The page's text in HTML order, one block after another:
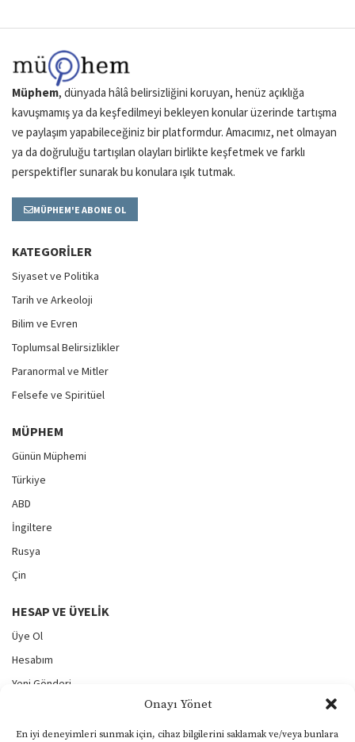
Onayı Yönet
En iyi deneyimleri sunmak için, cihaz bilgilerini saklamak ve/veya bunlara
Müphem, dünyada hâlâ belirsizliğini koruyan, henüz açıklığa
kavuşmamış ya da keşfedilmeyi bekleyen konular üzerinde tartışma
ve paylaşım yapabileceğiniz bir platformdur. Amacımız, net olmayan
ya da doğruluğu tartışılan olayları birlikte keşfetmek ve farklı
perspektifler sunarak bu konulara ışık tutmak.
MÜPHEM'E ABONE OL
KATEGORILER
Siyaset ve Politika
Tarih ve Arkeoloji
Bilim ve Evren
Toplumsal Belirsizlikler
Paranormal ve Mitler
Felsefe ve Spiritüel
MÜPHEM
Günün Müphemi
Türkiye
ABD
İngiltere
Rusya
Çin
HESAP VE ÜYELIK
Üye Ol
Hesabım
Yeni Gönderi
Şifremi Unuttum